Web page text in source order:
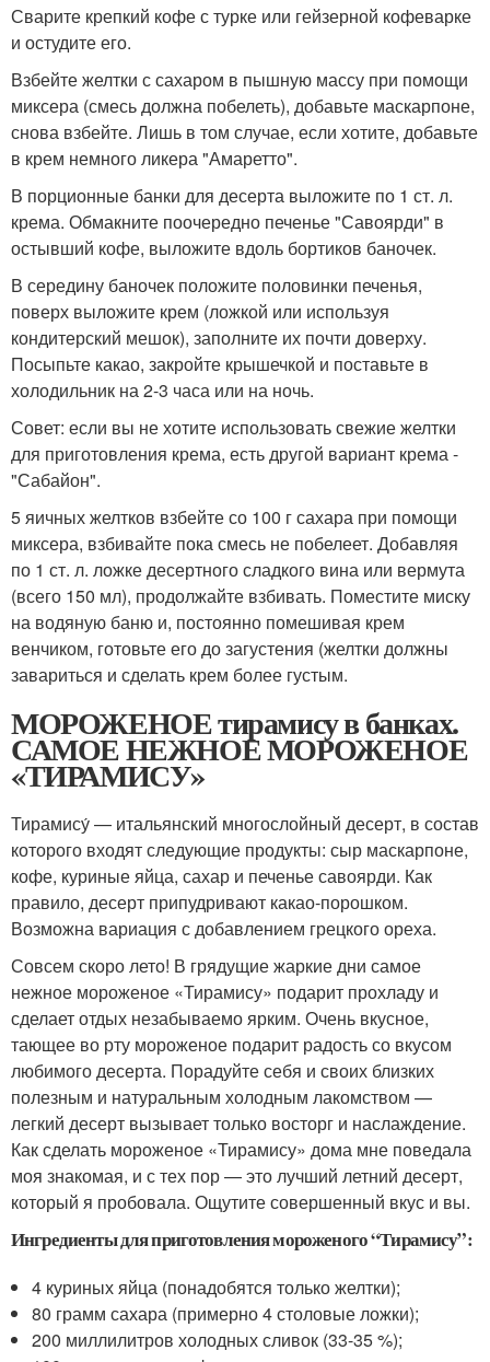
Сварите крепкий кофе с турке или гейзерной кофеварке
и остудите его.
Взбейте желтки с сахаром в пышную массу при помощи
миксера (смесь должна побелеть), добавьте маскарпоне,
снова взбейте. Лишь в том случае, если хотите, добавьте
в крем немного ликера "Амаретто".
В порционные банки для десерта выложите по 1 ст. л.
крема. Обмакните поочередно печенье "Савоярди" в
остывший кофе, выложите вдоль бортиков баночек.
В середину баночек положите половинки печенья,
поверх выложите крем (ложкой или используя
кондитерский мешок), заполните их почти доверху.
Посыпьте какао, закройте крышечкой и поставьте в
холодильник на 2-3 часа или на ночь.
Совет: если вы не хотите использовать свежие желтки
для приготовления крема, есть другой вариант крема -
"Сабайон".
5 яичных желтков взбейте со 100 г сахара при помощи
миксера, взбивайте пока смесь не побелеет. Добавляя
по 1 ст. л. ложке десертного сладкого вина или вермута
(всего 150 мл), продолжайте взбивать. Поместите миску
на водяную баню и, постоянно помешивая крем
венчиком, готовьте его до загустения (желтки должны
завариться и сделать крем более густым.
МОРОЖЕНОЕ тирамису в банках.
САМОЕ НЕЖНОЕ МОРОЖЕНОЕ
«ТИРАМИСУ»
Тирамису́ — итальянский многослойный десерт, в состав
которого входят следующие продукты: сыр маскарпоне,
кофе, куриные яйца, сахар и печенье савоярди. Как
правило, десерт припудривают какао-порошком.
Возможна вариация с добавлением грецкого ореха.
Совсем скоро лето! В грядущие жаркие дни самое
нежное мороженое «Тирамису» подарит прохладу и
сделает отдых незабываемо ярким. Очень вкусное,
тающее во рту мороженое подарит радость со вкусом
любимого десерта. Порадуйте себя и своих близких
полезным и натуральным холодным лакомством —
легкий десерт вызывает только восторг и наслаждение.
Как сделать мороженое «Тирамису» дома мне поведала
моя знакомая, и с тех пор — это лучший летний десерт,
который я пробовала. Ощутите совершенный вкус и вы.
Ингредиенты для приготовления мороженого “Тирамису”:
4 куриных яйца (понадобятся только желтки);
80 грамм сахара (примерно 4 столовые ложки);
200 миллилитров холодных сливок (33-35 %);